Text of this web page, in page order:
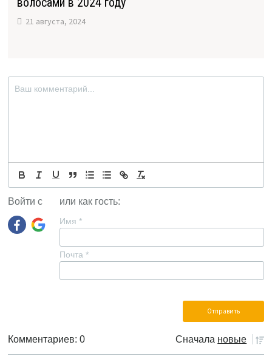
21 августа, 2024
Войти с или как гость:
Имя *
Почта *
Комментариев: 0 Сначала новые